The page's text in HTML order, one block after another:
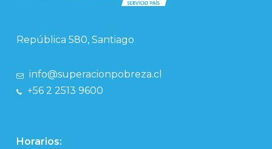
República 580, Santiago
info@superacionpobreza.cl
+56 2 2513 9600
Horarios: